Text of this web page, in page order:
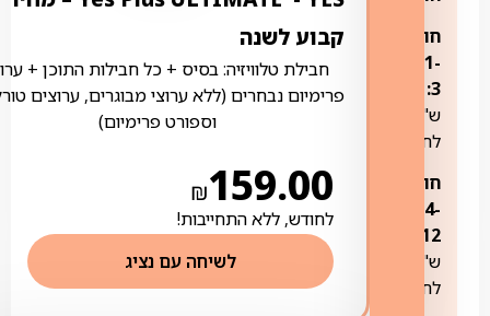
חודשים
1-
3:
ש"ח
לחודש
חודשים
4-
12:
ש"ח
לחודש
קבוע לשנה
חבילת טלוויזיה: בסיס + כל חבילות התוכן +
פרימיום נבחרים (ללא ערוצי מבוגרים, ערוצים
וספורט פרימיום)
₪159.00
לחודש, ללא התחייבות!
לשיחה עם נציג